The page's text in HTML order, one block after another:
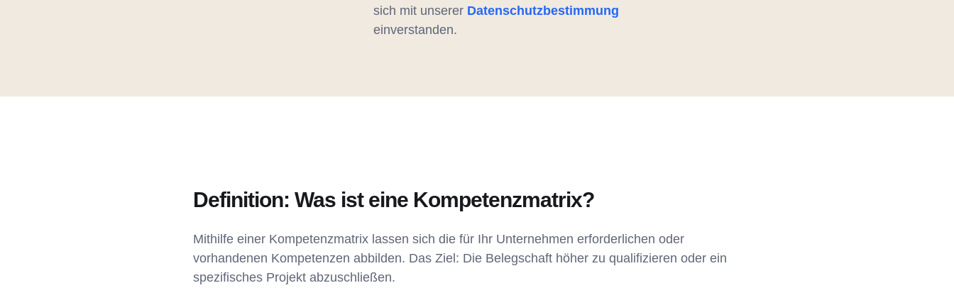
sich mit unserer Datenschutzbestimmung
einverstanden.
Definition: Was ist eine Kompetenzmatrix?
Mithilfe einer Kompetenzmatrix lassen sich die für Ihr Unternehmen erforderlichen oder
vorhandenen Kompetenzen abbilden. Das Ziel: Die Belegschaft höher zu qualifizieren oder ein
spezifisches Projekt abzuschließen.